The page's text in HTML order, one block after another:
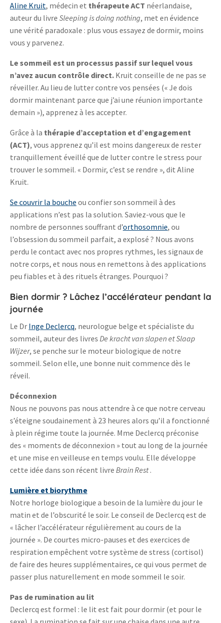
Aline Kruit, médecin et thérapeute ACT néerlandaise,
auteur du livre Sleeping is doing nothing, met en évidence
une vérité paradoxale : plus vous essayez de dormir, moins
vous y parvenez.
Le sommeil est un processus passif sur lequel vous
n’avez aucun contrôle direct. Kruit conseille de ne pas se
réveiller. Au lieu de lutter contre vos pensées (« Je dois
dormir maintenant parce que j’ai une réunion importante
demain »), apprenez à les accepter.
Grâce à la thérapie d’acceptation et d’engagement
(ACT), vous apprenez qu’il est moins dangereux de rester
tranquillement éveillé que de lutter contre le stress pour
trouver le sommeil. « Dormir, c’est se rendre », dit Aline
Kruit.
Se couvrir la bouche ou confier son sommeil à des
applications n’est pas la solution. Saviez-vous que le
nombre de personnes souffrant d’orthosomnie, ou
l’obsession du sommeil parfait, a explosé ? Nous avons
perdu le contact avec nos propres rythmes, les signaux de
notre corps, et nous nous en remettons à des applications
peu fiables et à des rituels étranges. Pourquoi ?
Bien dormir ? Lâchez l’accélérateur pendant la
journée
Le Dr Inge Declercq, neurologue belge et spécialiste du
sommeil, auteur des livres De kracht van slapen etSlaap
Wijzer, se penche sur le moteur biologique de notre
sommeil. Selon elle, une bonne nuit commence dès le
réveil.
Déconnexion
Nous ne pouvons pas nous attendre à ce que notre cerveau
s’éteigne soudainement à 23 heures alors qu’il a fonctionné
à plein régime toute la journée. Mme Declercq préconise
des « moments de déconnexion » tout au long de la journée
et une mise en veilleuse en temps voulu. Elle développe
cette idée dans son récent livre Brain Rest.
Lumière et biorythme
Notre horloge biologique a besoin de la lumière du jour le
matin et de l’obscurité le soir. Le conseil de Declercq est de
« lâcher l’accélérateur régulièrement au cours de la
journée ». De courtes micro-pauses et des exercices de
respiration empêchent votre système de stress (cortisol)
de faire des heures supplémentaires, ce qui vous permet de
passer plus naturellement en mode sommeil le soir.
Pas de rumination au lit
Declercq est formel : le lit est fait pour dormir (et pour le